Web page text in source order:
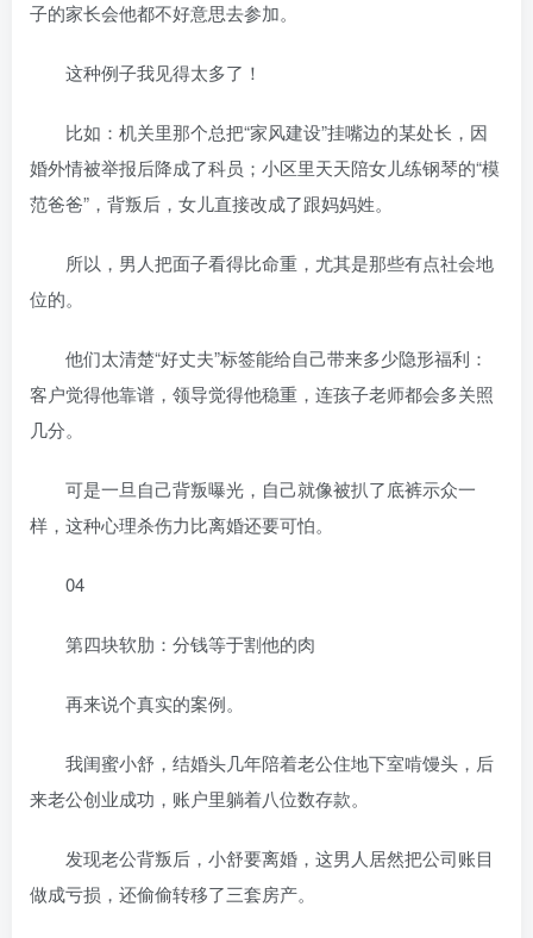
子的家长会他都不好意思去参加。
这种例子我见得太多了！
比如：机关里那个总把“家风建设”挂嘴边的某处长，因
婚外情被举报后降成了科员；小区里天天陪女儿练钢琴的“模
范爸爸”，背叛后，女儿直接改成了跟妈妈姓。
所以，男人把面子看得比命重，尤其是那些有点社会地
位的。
他们太清楚“好丈夫”标签能给自己带来多少隐形福利：
客户觉得他靠谱，领导觉得他稳重，连孩子老师都会多关照
几分。
可是一旦自己背叛曝光，自己就像被扒了底裤示众一
样，这种心理杀伤力比离婚还要可怕。
04
第四块软肋：分钱等于割他的肉
再来说个真实的案例。
我闺蜜小舒，结婚头几年陪着老公住地下室啃馒头，后
来老公创业成功，账户里躺着八位数存款。
发现老公背叛后，小舒要离婚，这男人居然把公司账目
做成亏损，还偷偷转移了三套房产。